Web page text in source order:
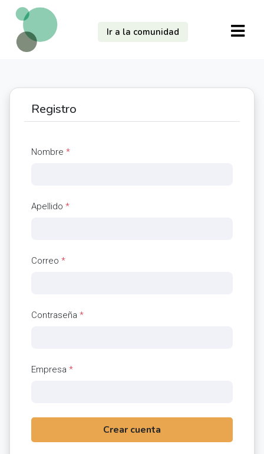
Ir a la comunidad
Registro
Nombre *
Apellido *
Correo *
Contraseña *
Empresa *
Crear cuenta